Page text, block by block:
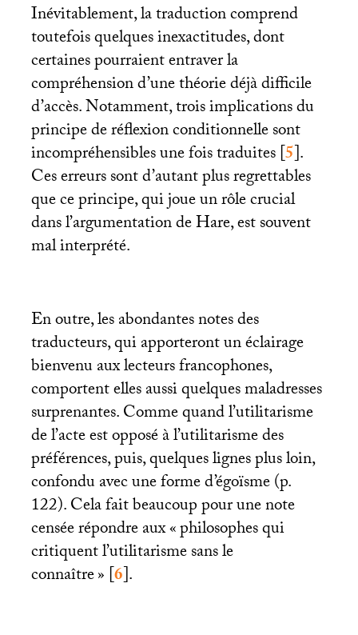
Inévitablement, la traduction comprend
toutefois quelques inexactitudes, dont
certaines pourraient entraver la
compréhension d’une théorie déjà difficile
d’accès. Notamment, trois implications du
principe de réflexion conditionnelle sont
incompréhensibles une fois traduites[5].
Ces erreurs sont d’autant plus regrettables
que ce principe, qui joue un rôle crucial
dans l’argumentation de Hare, est souvent
mal interprété.
En outre, les abondantes notes des
traducteurs, qui apporteront un éclairage
bienvenu aux lecteurs francophones,
comportent elles aussi quelques maladresses
surprenantes. Comme quand l’utilitarisme
de l’acte est opposé à l’utilitarisme des
préférences, puis, quelques lignes plus loin,
confondu avec une forme d’égoïsme (p.
122). Cela fait beaucoup pour une note
censée répondre aux «philosophes qui
critiquent l’utilitarisme sans le
connaître»[6].